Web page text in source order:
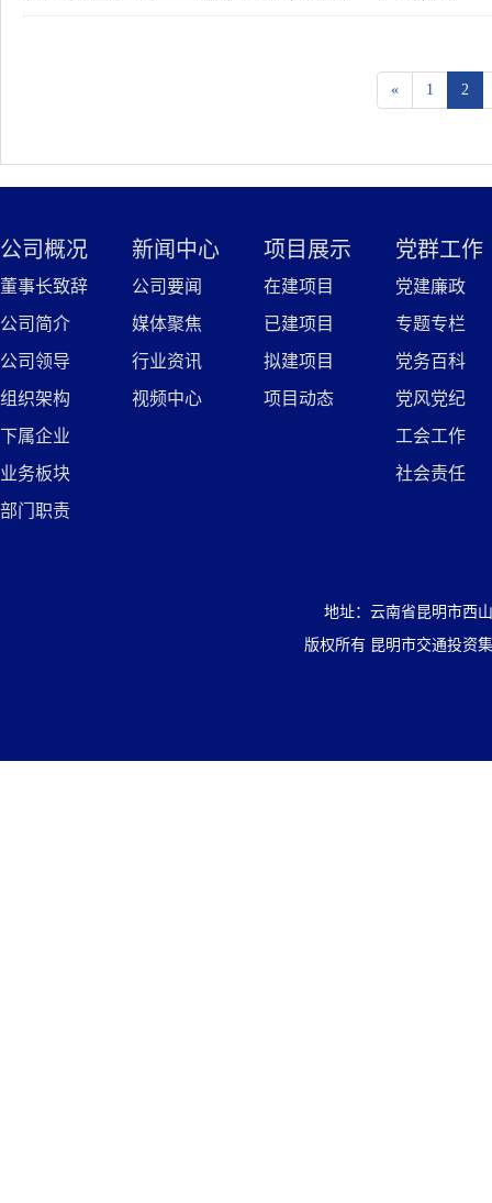
« 1 2
公司概况
董事长致辞
公司简介
公司领导
组织架构
下属企业
业务板块
部门职责
新闻中心
公司要闻
媒体聚焦
行业资讯
视频中心
项目展示
在建项目
已建项目
拟建项目
项目动态
党群工作
党建廉政
专题专栏
党务百科
党风党纪
工会工作
社会责任
地址：云南省昆明市西
版权所有 昆明市交通投资